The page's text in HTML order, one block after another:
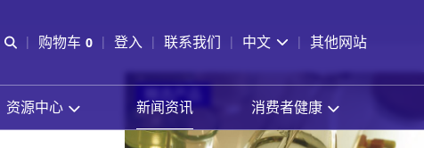
Open Search
购物车 0
查看购物车
登入 联系我们 中文 其他网站
资源中心 新闻资讯 消费者健康